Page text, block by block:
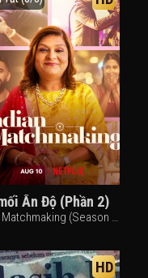
Ấn Độ (Phần 2)
Indian Matchmaking (Season 2) (2022)
HD